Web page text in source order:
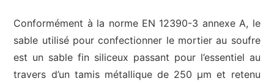
Conformément à la norme EN 12390-3 annexe A, le
sable utilisé pour confectionner le mortier au soufre
est un sable fin siliceux passant pour l’essentiel au
travers d’un tamis métallique de 250 µm et retenu